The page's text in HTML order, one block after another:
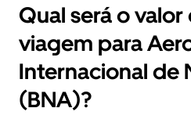
Qual será o
viagem para
Internacional de
(BNA)?